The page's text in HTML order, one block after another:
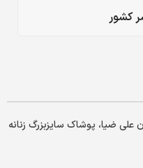
کشور
علی ضیا، پوشاک سایزبزرگ زنانه